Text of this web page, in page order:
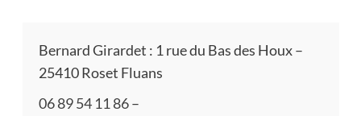
Bernard Girardet : 1 rue du Bas des Houx –
25410 Roset Fluans
06 89 54 11 86–